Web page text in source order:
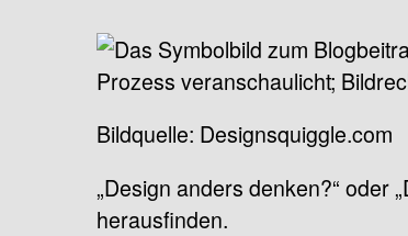
Bildquelle: Designsquiggle.com
„Design anders denken?“ oder
herausfinden.